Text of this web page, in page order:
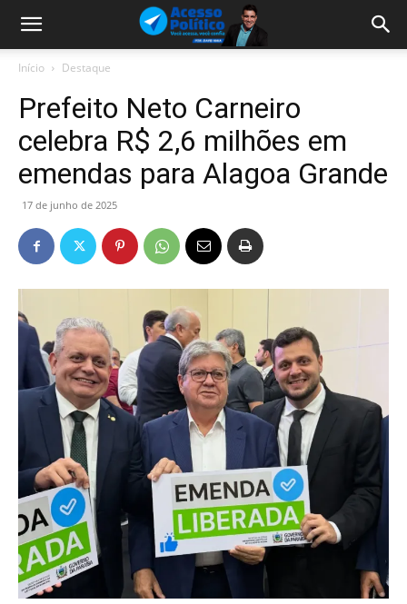
Início Destaque
Prefeito Neto Carneiro
celebra R$ 2,6 milhões em
emendas para Alagoa Grande
17 de junho de 2025